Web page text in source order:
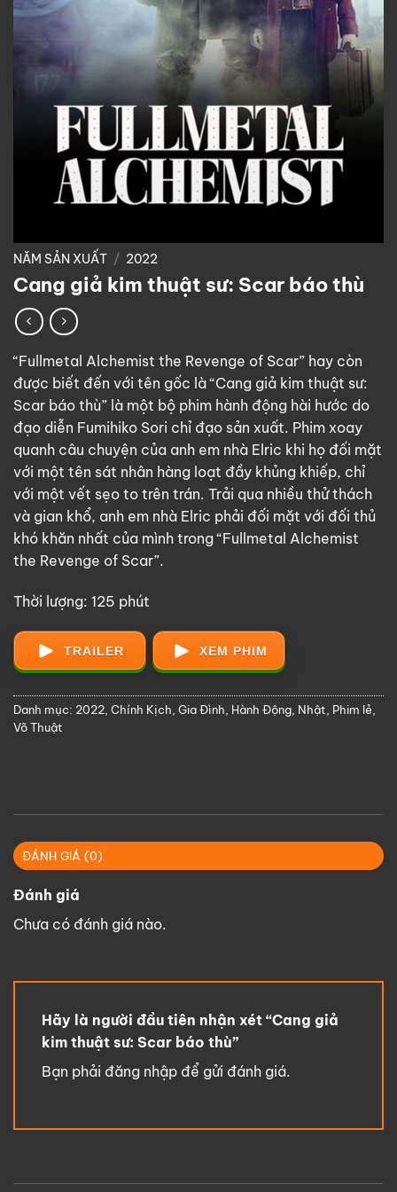
NĂM SẢN XUẤT / 2022
Cang giả kim thuật sư: Scar báo thù
“Fullmetal Alchemist the Revenge of Scar” hay còn
được biết đến với tên gốc là “Cang giả kim thuật sư:
Scar báo thù” là một bộ phim hành động hài hước do
đạo diễn Fumihiko Sori chỉ đạo sản xuất. Phim xoay
quanh câu chuyện của anh em nhà Elric khi họ đối mặt
với một tên sát nhân hàng loạt đầy khủng khiếp, chỉ
với một vết sẹo to trên trán. Trải qua nhiều thử thách
và gian khổ, anh em nhà Elric phải đối mặt với đối thủ
khó khăn nhất của mình trong “Fullmetal Alchemist
the Revenge of Scar”.
Thời lượng: 125 phút
TRAILER XEM PHIM
Danh mục: 2022, Chính Kịch, Gia Đình, Hành Động, Nhật, Phim lẻ,
Võ Thuật
ĐÁNH GIÁ (0)
Đánh giá
Chưa có đánh giá nào.
Hãy là người đầu tiên nhận xét “Cang giả
kim thuật sư: Scar báo thù”
Bạn phải đăng nhập để gửi đánh giá.